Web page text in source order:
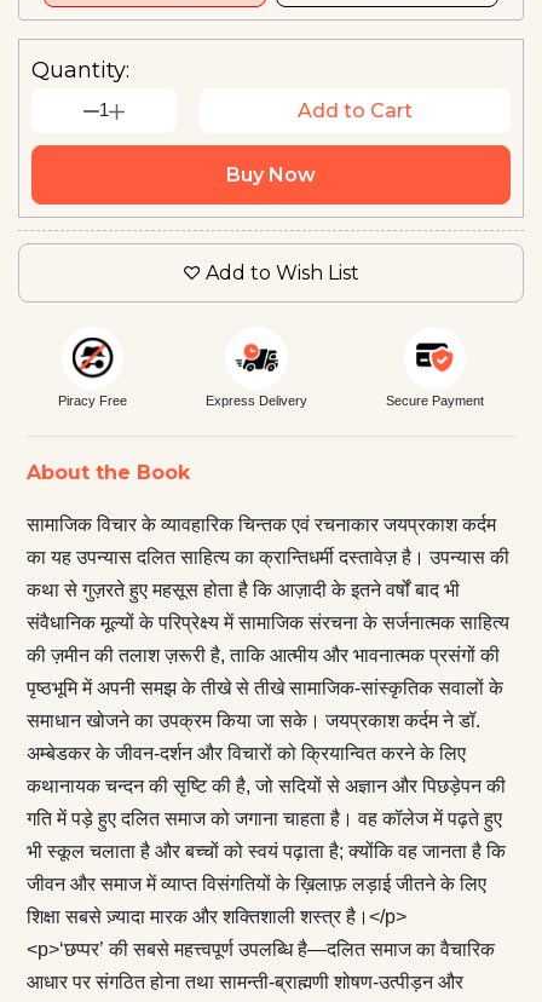
Quantity:
1 Add to Cart
Buy Now
Add to Wish List
Piracy Free Express Delivery Secure Payment
About the Book
सामाजिक विचार के व्यावहारिक चिन्तक एवं रचनाकार जयप्रकाश कर्दम
का यह उपन्यास दलित साहित्य का क्रान्तिधर्मी दस्तावेज़ है। उपन्यास की
कथा से गुज़रते हुए महसूस होता है कि आज़ादी के इतने वर्षों बाद भी
संवैधानिक मूल्यों के परिप्रेक्ष्य में सामाजिक संरचना के सर्जनात्मक साहित्य
की ज़मीन की तलाश ज़रूरी है, ताकि आत्मीय और भावनात्मक प्रसंगों की
पृष्ठभूमि में अपनी समझ के तीखे से तीखे सामाजिक-सांस्कृतिक सवालों के
समाधान खोजने का उपक्रम किया जा सके। जयप्रकाश कर्दम ने डॉ.
अम्बेडकर के जीवन-दर्शन और विचारों को क्रियान्वित करने के लिए
कथानायक चन्दन की सृष्टि की है, जो सदियों से अज्ञान और पिछड़ेपन की
गति में पड़े हुए दलित समाज को जगाना चाहता है। वह कॉलेज में पढ़ते हुए
भी स्कूल चलाता है और बच्चों को स्वयं पढ़ाता है; क्योंकि वह जानता है कि
जीवन और समाज में व्याप्त विसंगतियों के ख़िलाफ़ लड़ाई जीतने के लिए
शिक्षा सबसे ज़्यादा मारक और शक्तिशाली शस्त्र है।</p>
<p>‘छप्पर’ की सबसे महत्त्वपूर्ण उपलब्धि है—दलित समाज का वैचारिक
आधार पर संगठित होना तथा सामन्ती-ब्राह्मणी शोषण-उत्पीड़न और